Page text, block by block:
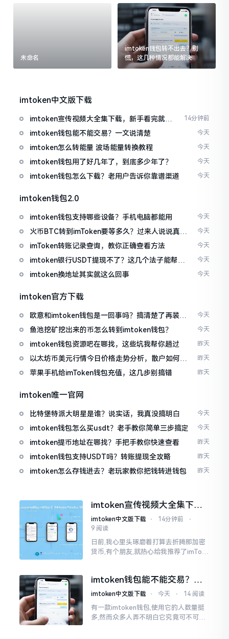
未命名
imtoken钱包转不出去？别
慌，这几种情况都能解决
imtoken中文版下载
imtoken宣传视频大全集下载，新手看完就懂
怎么用
14分钟前
imtoken钱包能不能交易？一文说清楚 今天
imtoken怎么转能量 波场能量转换教程 今天
imtoken钱包用了好几年了，到底多少年了？ 今天
imtoken钱包怎么下载？老用户告诉你靠谱渠道 今天
imtoken钱包2.0
imtoken钱包支持哪些设备？手机电脑都能用 今天
火币BTC转到imToken要等多久？过来人说说真实
情况
今天
imToken转账记录查询，教你正确查看方法 今天
imtoken银行USDT提现不了？这几个法子能帮你
搞定
今天
imtoken换地址其实就这么回事 今天
imtoken官方下载
欧意和imtoken钱包是一回事吗？搞清楚了再装钱
包
今天
鱼池挖矿挖出来的币怎么转到imtoken钱包？ 今天
imtoken钱包资源吧在哪找，这些坑我帮你趟过 昨天
以太坊币美元行情今日价格走势分析，散户如何避
免追涨杀跌被套牢
昨天
苹果手机给imToken钱包充值，这几步别搞错 昨天
imtoken唯一官网
比特堡特派大明星是谁？说实话，我真没搞明白 今天
imtoken钱包怎么买usdt？老手教你简单三步搞定 今天
imtoken提币地址在哪找？手把手教你快速查看 昨天
imtoken钱包支持USDT吗？转账提现全攻略 昨天
imtoken怎么存钱进去？老玩家教你把钱转进钱包 昨天
imtoken宣传视频大全集下
载，新手看完就懂怎么用
imtoken中文版下载 ⋅ 14分钟前
⋅
9 阅读
日前,我心里头琢磨着打算去折腾那加密
货币,有个朋友,就热心给我推荐了imTok
imtoken钱包能不能交易？一
文说清楚
imtoken中文版下载 ⋅ 今天 ⋅ 14 阅读
有一款imtoken钱包,使用它的人数量挺
多,然而众多人弄不明白它究竟可不可以